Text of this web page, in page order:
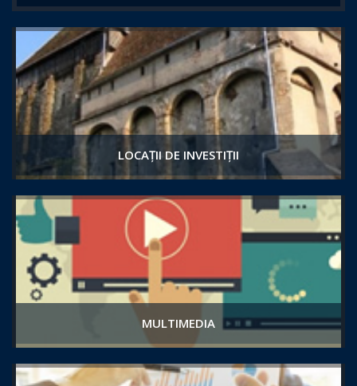
LOCAȚII DE INVESTIȚII
MULTIMEDIA